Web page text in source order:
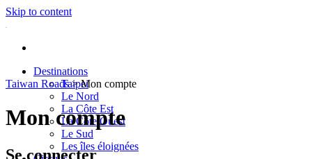
Skip to content
Destinations
Taipei
Le Nord
La Côte Est
La Côte Ouest
Le Sud
Les îles éloignées
Taiwan Roads > Mon compte
Mon compte
Se connecter